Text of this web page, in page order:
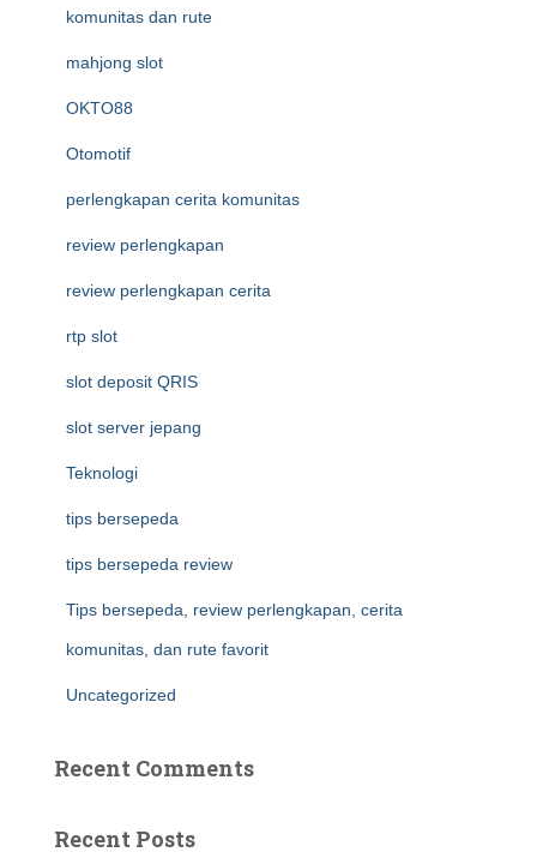
komunitas dan rute
mahjong slot
OKTO88
Otomotif
perlengkapan cerita komunitas
review perlengkapan
review perlengkapan cerita
rtp slot
slot deposit QRIS
slot server jepang
Teknologi
tips bersepeda
tips bersepeda review
Tips bersepeda, review perlengkapan, cerita
komunitas, dan rute favorit
Uncategorized
Recent Comments
Recent Posts